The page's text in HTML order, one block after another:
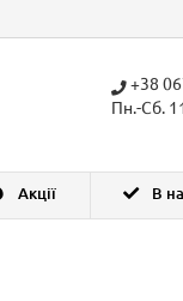
+38
Пн.-Сб.
Акції В